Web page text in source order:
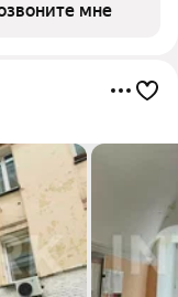
мне